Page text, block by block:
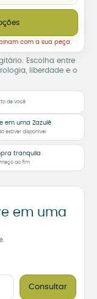
Escolha entre
liberdade e o
com a sua peça.
de você
em uma Zazulê
estiver disponível
tranquila
ao fim
em uma
Consultar